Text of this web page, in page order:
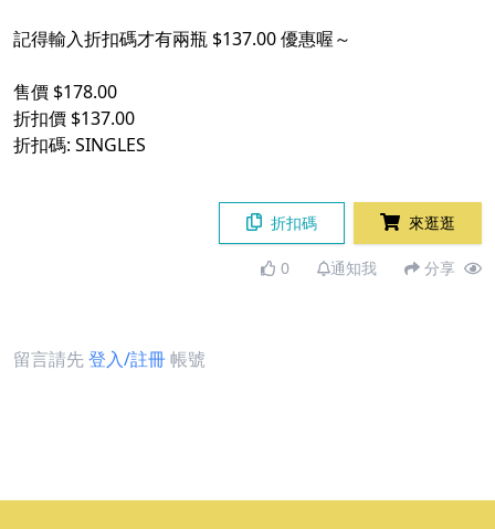
記得輸入折扣碼才有兩瓶 $137.00 優惠喔～
售價 $178.00
折扣價 $137.00
折扣碼: SINGLES
折扣碼 來逛逛
0 通知我 分享
留言請先登入/註冊帳號